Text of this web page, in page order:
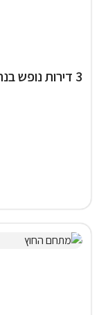
3 דירות נופש בנתניה